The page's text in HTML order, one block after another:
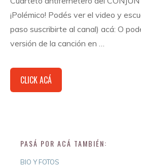
¡Polémico! Podés ver el video y
paso suscribirte al canal) acá: O
versión de la canción en …
CLICK ACÁ
PASÁ POR ACÁ TAMBIÉN:
BIO Y FOTOS